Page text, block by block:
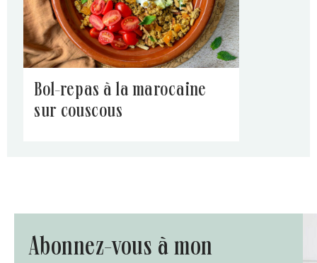
bol-repas à la marocaine
sur couscous
abonnez-vous à mon